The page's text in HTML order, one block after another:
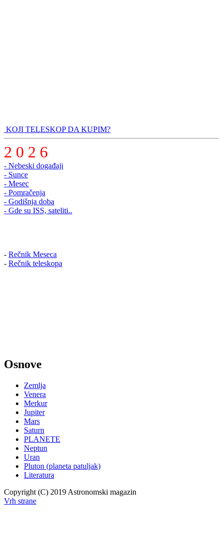
KOJI TELESKOP DA KUPIM?
2 0 2 6
- Nebeski događaji
- Sunce
- Mesec
- Pomračenja
- Godišnja doba
- Gde su ISS, sateliti..
- Rečnik Meseca
- Rečnik teleskopa
Osnove
Zemlja
Venera
Merkur
Jupiter
Mars
Saturn
PLANETE
Neptun
Uran
Pluton (planeta patuljak)
Literatura
Copyright (C) 2019 Astronomski magazin
Vrh strane